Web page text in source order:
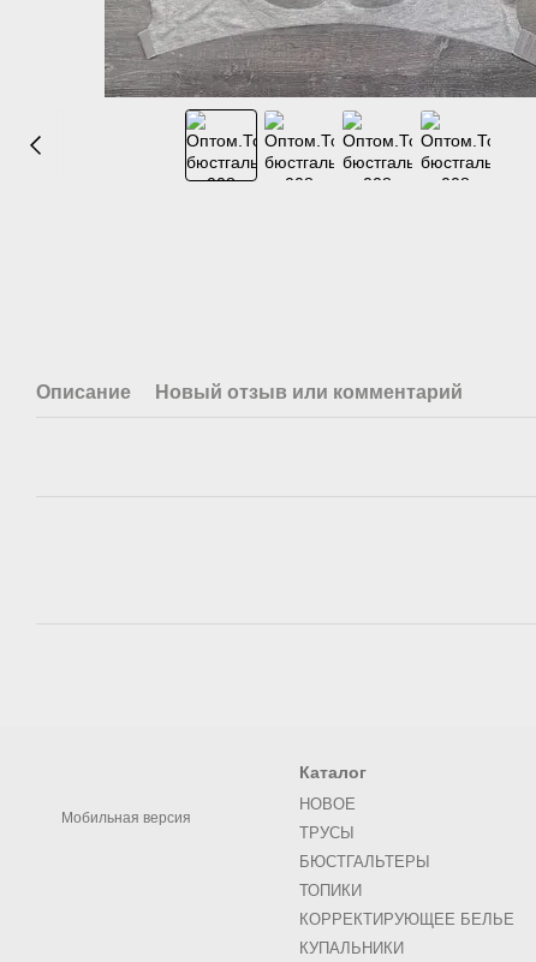
Описание Новый отзыв или комментарий
Мобильная версия
Каталог
НОВОЕ
ТРУСЫ
БЮСТГАЛЬТЕРЫ
ТОПИКИ
КОРРЕКТИРУЮЩЕЕ БЕЛЬЕ
КУПАЛЬНИКИ